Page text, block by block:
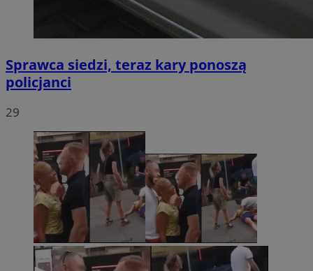
Sprawca siedzi, teraz kary ponoszą
policjanci
29